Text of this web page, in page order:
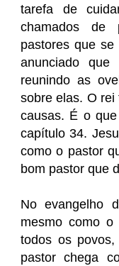
tarefa de
chamados de
pastores que
anunciado
reunindo as
sobre elas. O
causas. É o
capítulo 34.
como o pastor
bom pastor que
No evangelho
mesmo como
todos os
pastor chega